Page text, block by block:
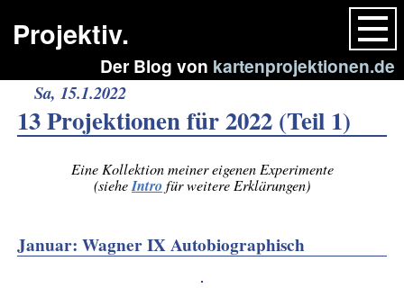
Projektiv.
Der Blog von kartenprojektionen.de
Sa, 15.1.2022
13 Projektionen für 2022 (Teil 1)
Eine Kollektion meiner eigenen Experimente
(sieheIntrofür weitere Erklärungen)
Januar: Wagner IX Autobiographisch